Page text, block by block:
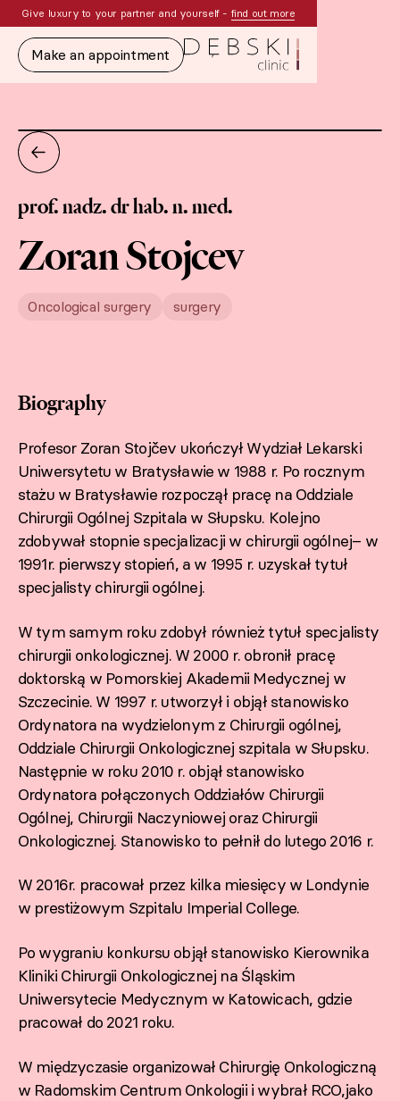
Give luxury to your partner and yourself - find out more
Make an appointment
prof. nadz. dr hab. n. med.
Zoran Stojcev
Oncological surgery surgery
Biography
Profesor Zoran Stojčev ukończył Wydział Lekarski
Uniwersytetu w Bratysławie w 1988 r. Po rocznym
stażu w Bratysławie rozpoczął pracę na Oddziale
Chirurgii Ogólnej Szpitala w Słupsku. Kolejno
zdobywał stopnie specjalizacji w chirurgii ogólnej– w
1991r. pierwszy stopień, a w 1995 r. uzyskał tytuł
specjalisty chirurgii ogólnej.
W tym samym roku zdobył również tytuł specjalisty
chirurgii onkologicznej. W 2000 r. obronił pracę
doktorską w Pomorskiej Akademii Medycznej w
Szczecinie. W 1997 r. utworzył i objął stanowisko
Ordynatora na wydzielonym z Chirurgii ogólnej,
Oddziale Chirurgii Onkologicznej szpitala w Słupsku.
Następnie w roku 2010 r. objął stanowisko
Ordynatora połączonych Oddziałów Chirurgii
Ogólnej, Chirurgii Naczyniowej oraz Chirurgii
Onkologicznej. Stanowisko to pełnił do lutego 2016 r.
W 2016r. pracował przez kilka miesięcy w Londynie
w prestiżowym Szpitalu Imperial College.
Po wygraniu konkursu objął stanowisko Kierownika
Kliniki Chirurgii Onkologicznej na Śląskim
Uniwersytecie Medycznym w Katowicach, gdzie
pracował do 2021 roku.
W międzyczasie organizował Chirurgię Onkologiczną
w Radomskim Centrum Onkologii i wybrał RCO,jako